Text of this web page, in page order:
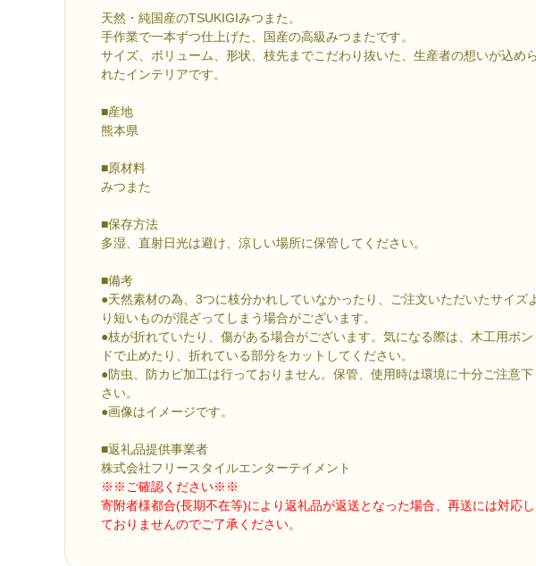
天然・純国産のTSUKIGIみつまた。
手作業で一本ずつ仕上げた、国産の高級みつまたです。
サイズ、ボリューム、形状、枝先までこだわり抜いた、生産者の想いが込めら
れたインテリアです。
■産地
熊本県
■原材料
みつまた
■保存方法
多湿、直射日光は避け、涼しい場所に保管してください。
■備考
●天然素材の為、3つに枝分かれしていなかったり、ご注文いただいたサイズ
り短いものが混ざってしまう場合がございます。
●枝が折れていたり、傷がある場合がございます。気になる際は、木工用ボン
ドで止めたり、折れている部分をカットしてください。
●防虫、防カビ加工は行っておりません。保管、使用時は環境に十分ご注意下
さい。
●画像はイメージです。
■返礼品提供事業者
株式会社フリースタイルエンターテイメント
※※ご確認ください※※
寄附者様都合(長期不在等)により返礼品が返送となった場合、再送には対応し
ておりませんのでご了承ください。